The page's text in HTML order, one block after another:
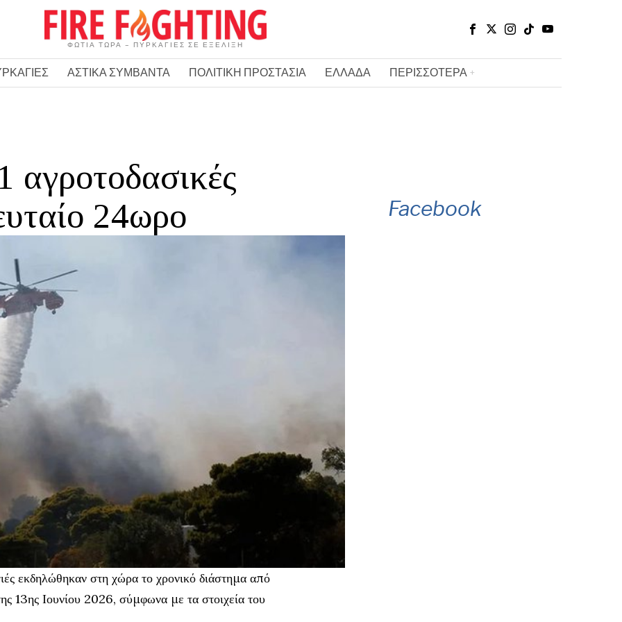
ΦΩΤΙΑ ΤΩΡΑ – ΠΥΡΚΑΓΙΕΣ ΣΕ ΕΞΕΛΙΞΗ
ΑΣΤΙΚΑ ΣΥΜΒΑΝΤΑ ΠΟΛΙΤΙΚΗ ΠΡΟΣΤΑΣΙΑ ΕΛΛΑΔΑ ΠΕΡΙΣΣΟΤΕΡΑ
αγροτοδασικές
24ωρο
εκδηλώθηκαν στη χώρα το χρονικό διάστημα από
13ης Ιουνίου 2026, σύμφωνα με τα στοιχεία του
Facebook